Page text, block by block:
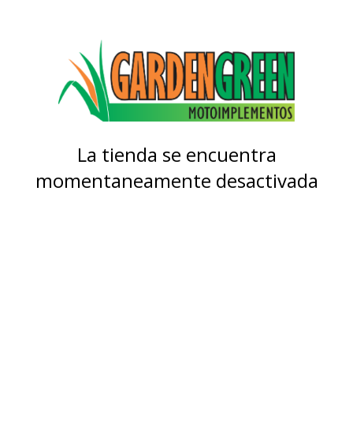
La tienda se encuentra
momentaneamente desactivada